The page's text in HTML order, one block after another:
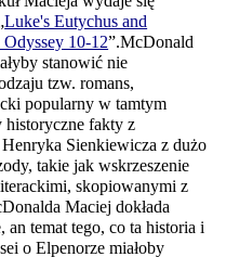
Luke's Eutychus and
10-12”.McDonald
stanowić nie
tzw. romans,
popularny w tamtym
historyczne fakty z
Sienkiewicza z dużo
takie jak wskrzeszenie
skopiowanymi z
Maciej dokłada
an temat tego, co ta historia i
o Elpenorze miałoby